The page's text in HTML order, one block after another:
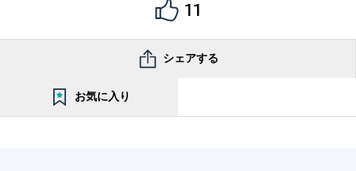
11
シェアする
お気に入り